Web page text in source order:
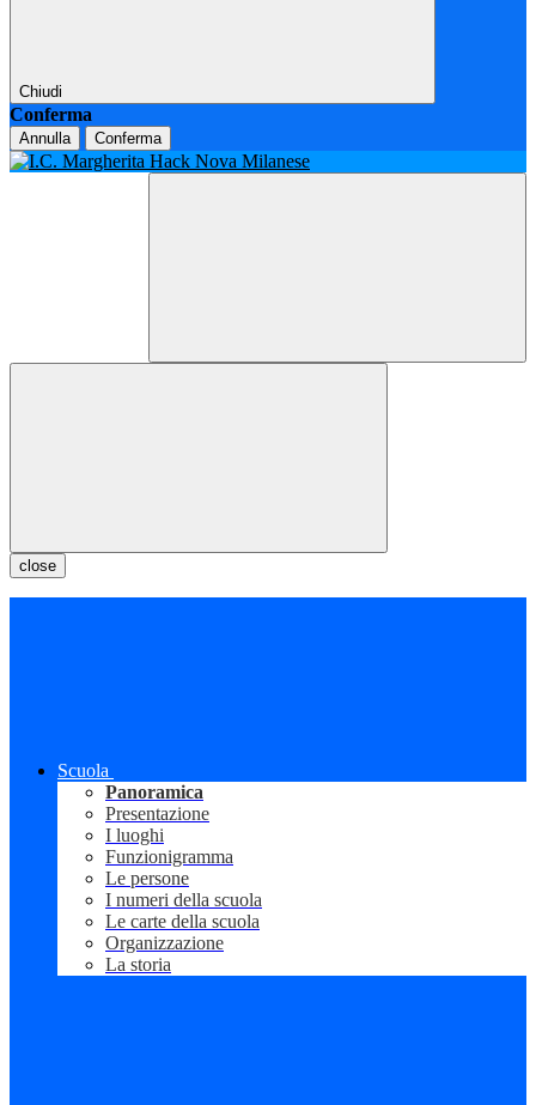
Chiudi
Conferma
Annulla Conferma
close
Scuola
Panoramica
Presentazione
I luoghi
Funzionigramma
Le persone
I numeri della scuola
Le carte della scuola
Organizzazione
La storia